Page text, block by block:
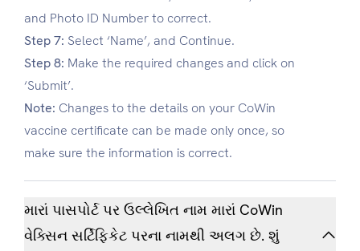
and Photo ID Number to correct.
Step 7: Select ‘Name’, and Continue.
Step 8: Make the required changes and click on
‘Submit’.
Note: Changes to the details on your CoWin
vaccine certificate can be made only once, so
make sure the information is correct.
મારાં પાસપોર્ટ પર ઉલ્લેખિત નામ મારાં CoWin
વેક્સિન સર્ટિફિકેટ પરના નામથી અલગ છે. શું